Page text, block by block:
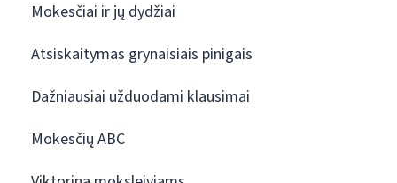
Mokesčiai ir jų dydžiai
Atsiskaitymas grynaisiais pinigais
Dažniausiai užduodami klausimai
Mokesčių ABC